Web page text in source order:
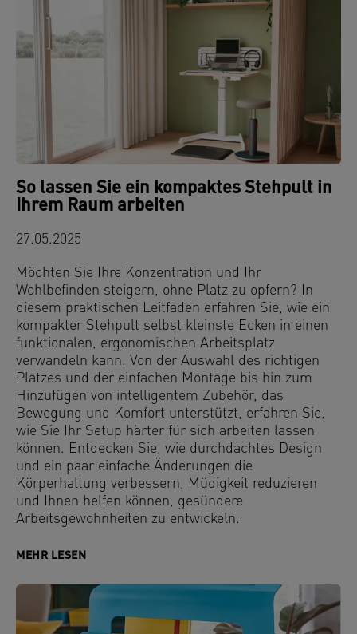
So lassen Sie ein kompaktes Stehpult in
Ihrem Raum arbeiten
27.05.2025
Möchten Sie Ihre Konzentration und Ihr
Wohlbefinden steigern, ohne Platz zu opfern? In
diesem praktischen Leitfaden erfahren Sie, wie ein
kompakter Stehpult selbst kleinste Ecken in einen
funktionalen, ergonomischen Arbeitsplatz
verwandeln kann. Von der Auswahl des richtigen
Platzes und der einfachen Montage bis hin zum
Hinzufügen von intelligentem Zubehör, das
Bewegung und Komfort unterstützt, erfahren Sie,
wie Sie Ihr Setup härter für sich arbeiten lassen
können. Entdecken Sie, wie durchdachtes Design
und ein paar einfache Änderungen die
Körperhaltung verbessern, Müdigkeit reduzieren
und Ihnen helfen können, gesündere
Arbeitsgewohnheiten zu entwickeln.
MEHR LESEN